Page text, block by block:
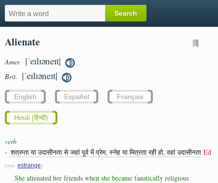
Alienate
Amer. |ˈeɪlɪəneɪt|
Brit. |ˈeɪlɪəneɪt|
English Español Français
Hindi (हिन्दी)
verb
- शत्रुता या उदासीनता से जहां पूर्व में प्रेम, स्नेह या मित्रता रही हो, वहां उदासीनता Ed
(syn: estrange )
She alienated her friends when she became fanatically religious